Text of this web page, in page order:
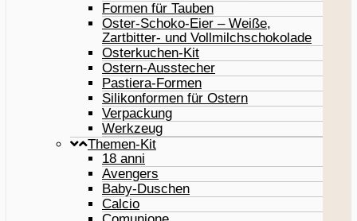
Formen für Tauben
Oster-Schoko-Eier – Weiße,
Zartbitter- und Vollmilchschokolade
Osterkuchen-Kit
Ostern-Ausstecher
Pastiera-Formen
Silikonformen für Ostern
Verpackung
Werkzeug
Themen-Kit
18 anni
Avengers
Baby-Duschen
Calcio